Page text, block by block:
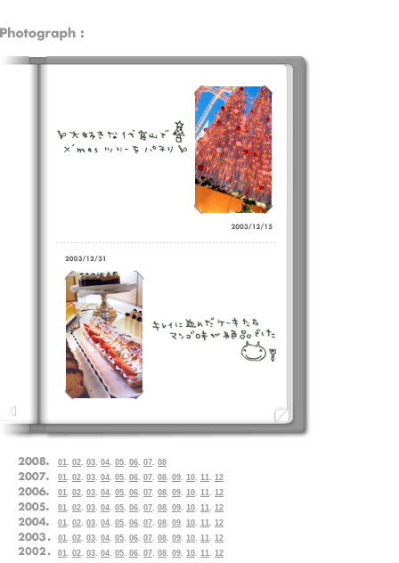
01. 02. 03. 04. 05. 06. 07. 08
01. 02. 03. 04. 05. 06. 07. 08. 09. 10. 11. 12
01. 02. 03. 04. 05. 06. 07. 08. 09. 10. 11. 12
01. 02. 03. 04. 05. 06. 07. 08. 09. 10. 11. 12
01. 02. 03. 04. 05. 06. 07. 08. 09. 10. 11. 12
01. 02. 03. 04. 05. 06. 07. 08. 09. 10. 11. 12
01. 02. 03. 04. 05. 06. 07. 08. 09. 10. 11. 12